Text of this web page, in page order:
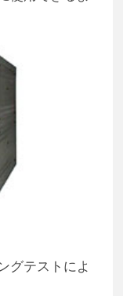
グテストによ